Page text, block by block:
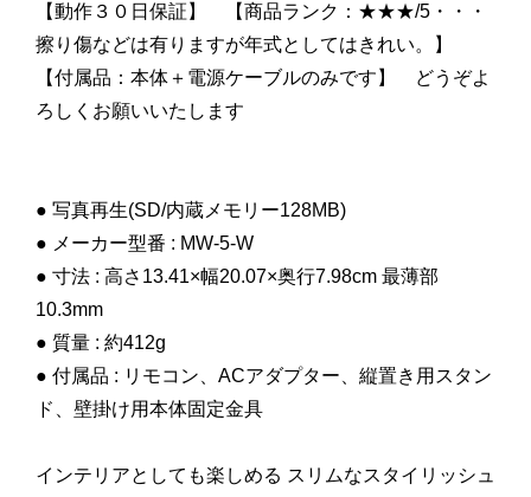
【動作３０日保証】 【商品ランク：★★★/5・・・
擦り傷などは有りますが年式としてはきれい。】
【付属品：本体＋電源ケーブルのみです】 どうぞよ
ろしくお願いいたします
● 写真再生(SD/内蔵メモリー128MB)
● メーカー型番 : MW-5-W
● 寸法 : 高さ13.41×幅20.07×奥行7.98cm 最薄部
10.3mm
● 質量 : 約412g
● 付属品 : リモコン、ACアダプター、縦置き用スタン
ド、壁掛け用本体固定金具
インテリアとしても楽しめる スリムなスタイリッシュ